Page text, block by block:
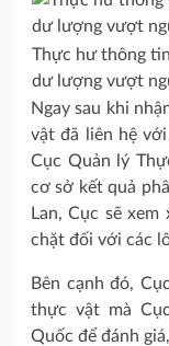
Thực hư thông
dư lượng vượt
Ngay sau khi
vật đã liên hệ
Cục Quản lý
cơ sở kết quả
Lan, Cục sẽ
chặt đối với các
Bên cạnh đó,
thực vật mà
Quốc để đánh